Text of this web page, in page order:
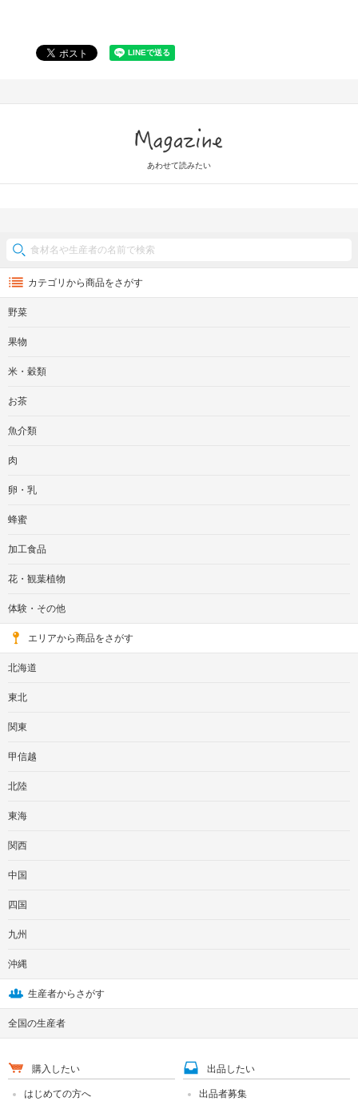
あわせて読みたい
カテゴリから商品をさがす
野菜
果物
米・穀類
お茶
魚介類
肉
卵・乳
蜂蜜
加工食品
花・観葉植物
体験・その他
エリアから商品をさがす
北海道
東北
関東
甲信越
北陸
東海
関西
中国
四国
九州
沖縄
生産者からさがす
全国の生産者
購入したい
はじめての方へ
出品したい
出品者募集